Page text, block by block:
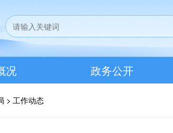
况 政务公开
> 工作动态